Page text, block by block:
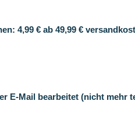
4,99 € ab 49,99 €
E-Mail bearbeitet (nicht mehr